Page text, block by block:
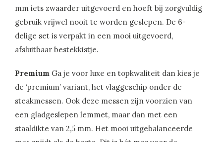
mm iets zwaarder uitgevoerd en hoeft bij zorgvuldig
gebruik vrijwel nooit te worden geslepen. De 6-
delige set is verpakt in een mooi uitgevoerd,
afsluitbaar bestekkistje.
Premium Ga je voor luxe en topkwaliteit dan kies je
de ‘premium’ variant, het vlaggeschip onder de
steakmessen. Ook deze messen zijn voorzien van
een gladgeslepen lemmet, maar dan met een
staaldikte van 2,5 mm. Het mooi uitgebalanceerde